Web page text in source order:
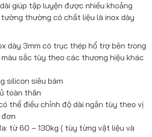
giúp tập luyện được nhiều khoảng
thường có chất liệu là inox dày
dày 3mm có trục thép hổ trợ bên trong
sắc tùy theo các thương hiệu khác
silicon siêu bám
toàn thân
thể điều chỉnh độ dài ngắn tùy theo vị
đơn
từ 60 – 130kg ( tùy từng vật liệu và